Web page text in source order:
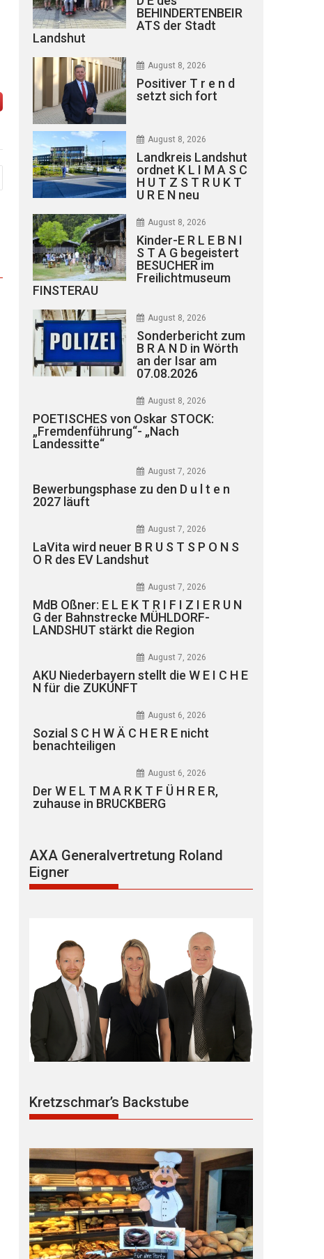
BEHINDERTENBEIR
ATS der Stadt
Landshut
August 8, 2026
Positiver T r e n d
setzt sich fort
August 8, 2026
Landkreis Landshut
ordnet K L I M A S C
H U T Z S T R U K T
U R E N neu
August 8, 2026
Kinder-E R L E B N I
S T A G begeistert
BESUCHER im
Freilichtmuseum
FINSTERAU
August 8, 2026
Sonderbericht zum
B R A N D in Wörth
an der Isar am
07.08.2026
August 8, 2026
POETISCHES von Oskar STOCK:
„Fremdenführung“- „Nach
Landessitte“
August 7, 2026
Bewerbungsphase zu den D u l t e n
2027 läuft
August 7, 2026
LaVita wird neuer B R U S T S P O N S
O R des EV Landshut
August 7, 2026
MdB Oßner: E L E K T R I F I Z I E R U N
G der Bahnstrecke MÜHLDORF-
LANDSHUT stärkt die Region
August 7, 2026
AKU Niederbayern stellt die W E I C H E
N für die ZUKUNFT
August 6, 2026
Sozial S C H W Ä C H E R E nicht
benachteiligen
August 6, 2026
Der W E L T M A R K T F Ü H R E R,
zuhause in BRUCKBERG
AXA Generalvertretung Roland
Eigner
Kretzschmar’s Backstube